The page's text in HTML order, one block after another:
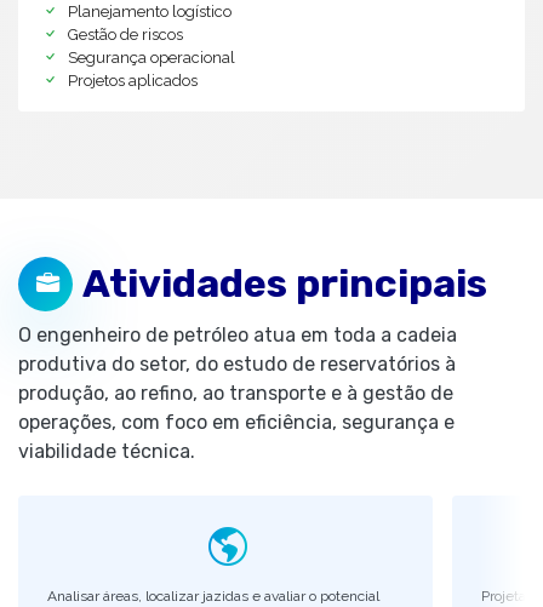
Planejamento logístico
Gestão de riscos
Segurança operacional
Projetos aplicados
Atividades principais
O engenheiro de petróleo atua em toda a cadeia
produtiva do setor, do estudo de reservatórios à
produção, ao refino, ao transporte e à gestão de
operações, com foco em eficiência, segurança e
viabilidade técnica.
Analisar áreas, localizar jazidas e avaliar o potencial
Projetar